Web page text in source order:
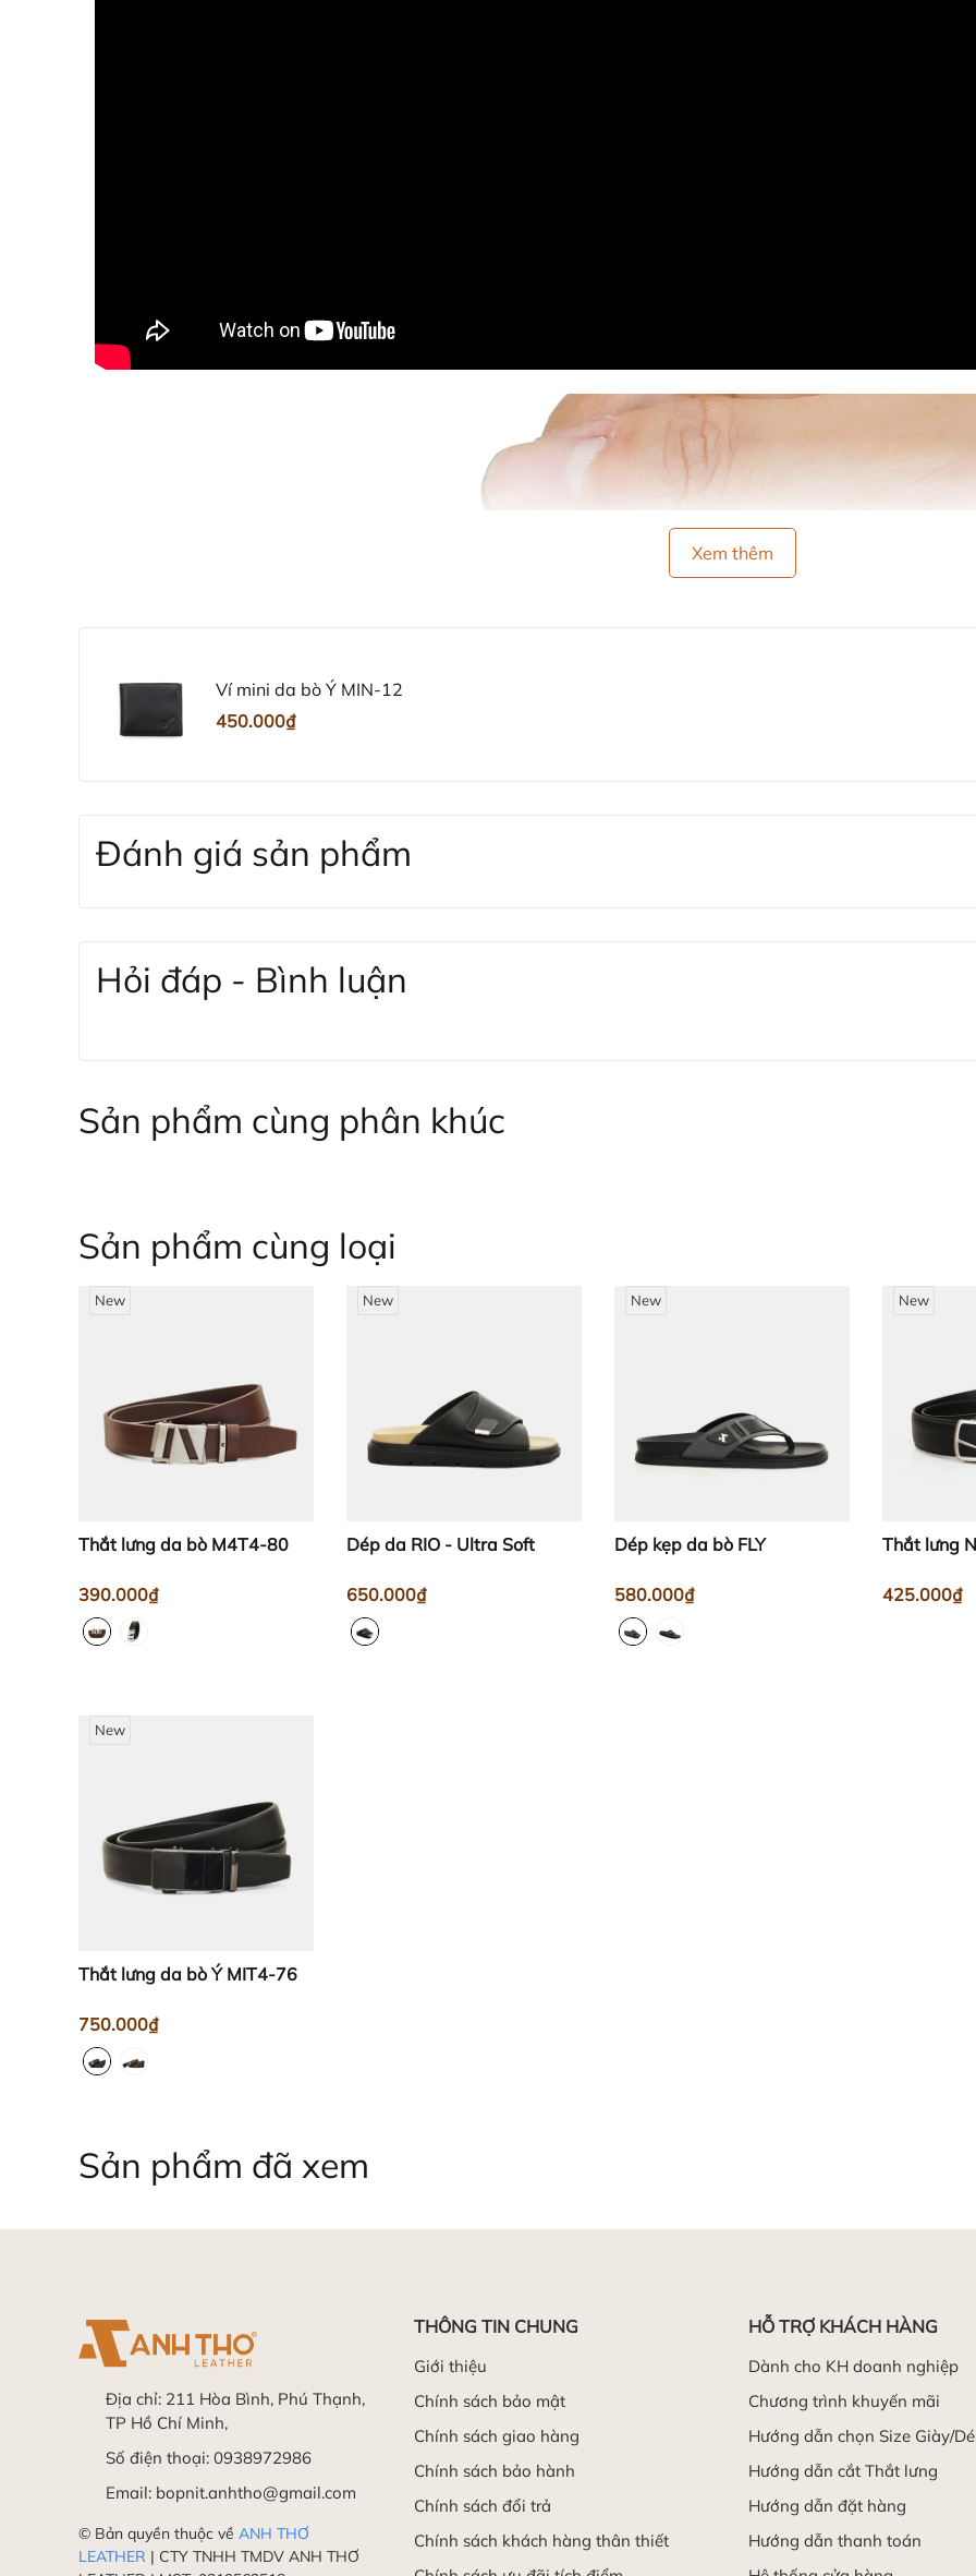
Với kích thước chỉ 10.5 x 8.5cm, bạn có thể dễ dàng bỏ vào trong túi áo hoặc túi quần mà không lo rơi rớt hay
Xem thêm
Ví mini da bò Ý MIN-12
450.000₫
Đánh giá sản phẩm
Hỏi đáp - Bình luận
Sản phẩm cùng phân khúc
Sản phẩm cùng loại
New
Thắt lưng da bò M4T4-80
390.000₫
New
Dép da RIO - Ultra Soft
650.000₫
New
Dép kẹp da bò FLY
580.000₫
New
Thắt lưng
425.000₫
New
Thắt lưng da bò Ý MIT4-76
750.000₫
Sản phẩm đã xem
Địa chỉ: 211 Hòa Bình, Phú Thạnh,
TP Hồ Chí Minh,
Số điện thoại: 0938972986
Email: bopnit.anhtho@gmail.com
© Bản quyền thuộc về ANH THƠ
LEATHER | CTY TNHH TMDV ANH THƠ
THÔNG TIN CHUNG
Giới thiệu
Chính sách bảo mật
Chính sách giao hàng
Chính sách bảo hành
Chính sách đổi trả
Chính sách khách hàng thân thiết
HỖ TRỢ KHÁCH HÀNG
Dành cho KH doanh nghiệp
Chương trình khuyến mãi
Hướng dẫn chọn Size Giày/
Hướng dẫn cắt Thắt lưng
Hướng dẫn đặt hàng
Hướng dẫn thanh toán